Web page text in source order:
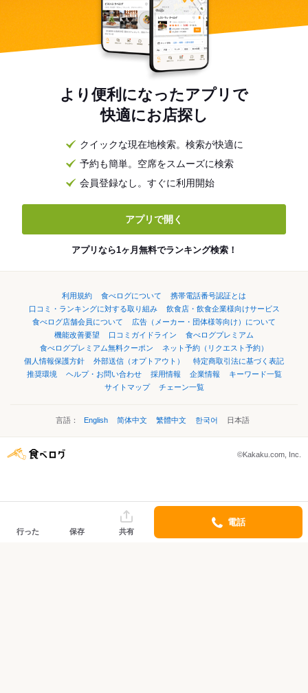
より便利になったアプリで
快適にお店探し
クイックな現在地検索。検索が快適に
予約も簡単。空席をスムーズに検索
会員登録なし。すぐに利用開始
アプリで開く
アプリなら1ヶ月無料でランキング検索！
利用規約 食べログについて
携帯電話番号認証とは
口コミ・ランキングに対する取り組み
飲食店・飲食企業様向けサービス
食べログ店舗会員について
広告（メーカー・団体様等向け）について
機能改善要望
口コミガイドライン
食べログプレミアム
食べログプレミアム無料クーポン
ネット予約（リクエスト予約）
個人情報保護方針
外部送信（オプトアウト）
特定商取引法に基づく表記
推奨環境
ヘルプ・お問い合わせ 採用情報 企業情報
キーワード一覧
サイトマップ
チェーン一覧
言語： English 简体中文 繁體中文 한국어 日本語
©Kakaku.com, Inc.
行った 保存 共有
電話